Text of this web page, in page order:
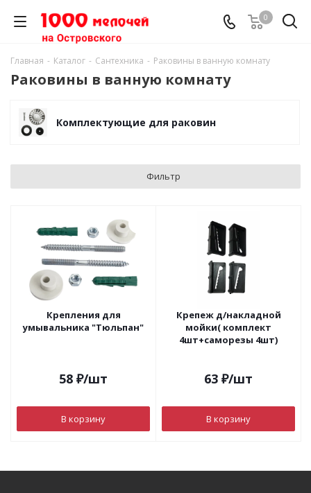
0
Главная - Каталог - Сантехника - Раковины в ванную комнату
Раковины в ванную комнату
Комплектующие для раковин
Фильтр
Крепления для
умывальника "Тюльпан"
58 ₽/шт
В корзину
Крепеж д/накладной
мойки( комплект
4шт+саморезы 4шт)
63 ₽/шт
В корзину